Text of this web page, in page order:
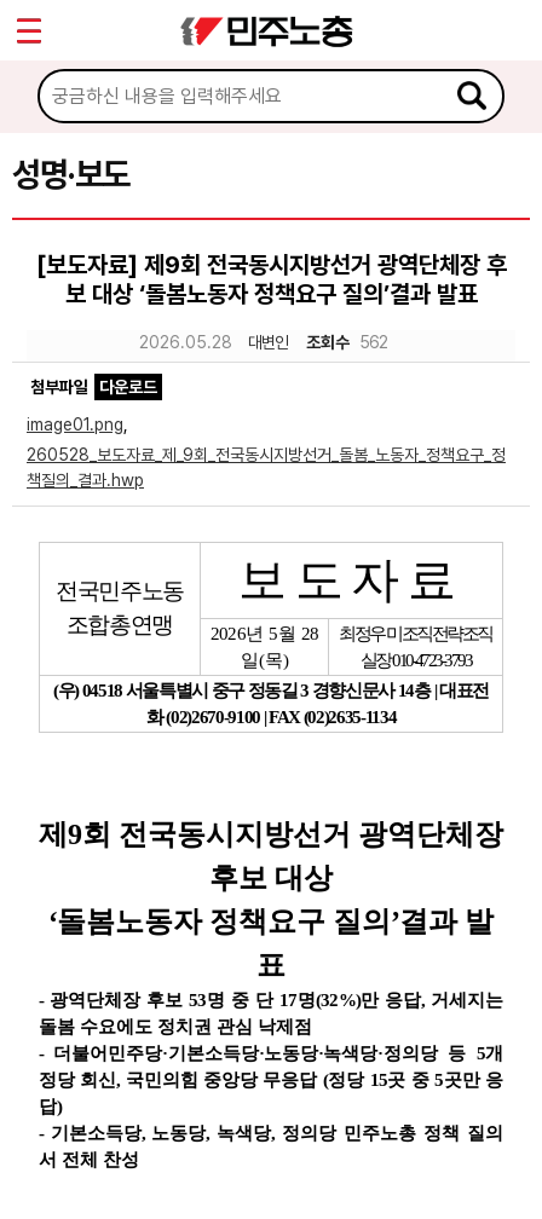
성명·보도
[보도자료] 제9회 전국동시지방선거 광역단체장 후
보 대상 ‘돌봄노동자 정책요구 질의’결과 발표
2026.05.28 대변인 조회수 562
첨부파일
다운로드
image01.png
260528_보도자료_제_9회_전국동시지방선거_돌봄_노동자_정책요구_정
책질의_결과.hwp
전국민주노동
조합총연맹
보도자료
2026년5월 28
일(목)
최정우 미조직전략조직
실장010-4723-3793
(우) 04518서울특별시 중구 정동길3 경향신문사14층|대표전
화(02)2670-9100 | FAX (02)2635-1134
제9회 전국동시지방선거 광역단체장
후보 대상
‘돌봄노동자 정책요구 질의 ’결과 발
표
- 광역단체장 후보 53명 중 단 17명(32%)만 응답, 거세지는
돌봄 수요에도 정치권 관심 낙제점
- 더불어민주당·기본소득당·노동당·녹색당·정의당 등 5개
정당 회신, 국민의힘 중앙당 무응답 (정당 15곳 중5곳만 응
답)
- 기본소득당, 노동당, 녹색당, 정의당 민주노총 정책 질의
서 전체 찬성
마이페이지
소개
소식
공지사항
성명·보도
노동상담
자료
업무
Sketchbook5, 스케치북5
Sketchbook5, 스케치북5